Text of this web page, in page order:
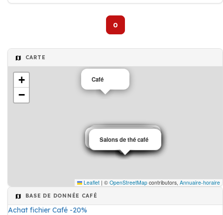
0
CARTE
Café
Salons de thé café
Café
Café
Salons de thé café
Salons de thé café
Salons de thé café
Salons de thé café
Salons de thé café
Café
+
−
Leaflet | © OpenStreetMap contributors, Annuaire-horaire
BASE DE DONNÉE CAFÉ
Achat fichier Café -20%